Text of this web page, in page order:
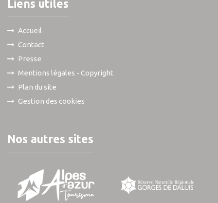
Liens utiles
Accueil
Contact
Presse
Mentions légales - Copyright
Plan du site
Gestion des cookies
Nos autres sites